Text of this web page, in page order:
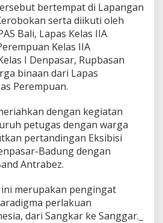
bertempat di Lapangan
serta diikuti oleh
Bali, Lapas Kelas IIA
Kelas IIA
I Denpasar, Rupbasan
binaan dari Lapas
Perempuan.
dengan kegiatan
petugas dengan warga
pertandingan Eksibisi
Badung dengan
Antrabez.
merupakan pengingat
perlakuan
dari Sangkar ke Sanggar._